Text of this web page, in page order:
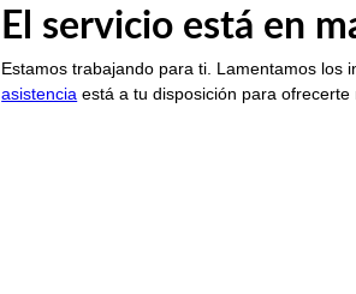
El servicio está en
Estamos trabajando para ti. Lamentamos los
asistencia está a tu disposición para ofrecerte